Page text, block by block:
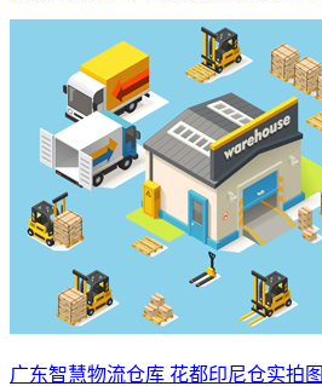
广东智慧物流仓库 花都印尼仓实拍图